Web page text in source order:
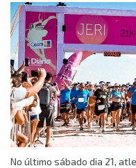
No último sábado dia 21,